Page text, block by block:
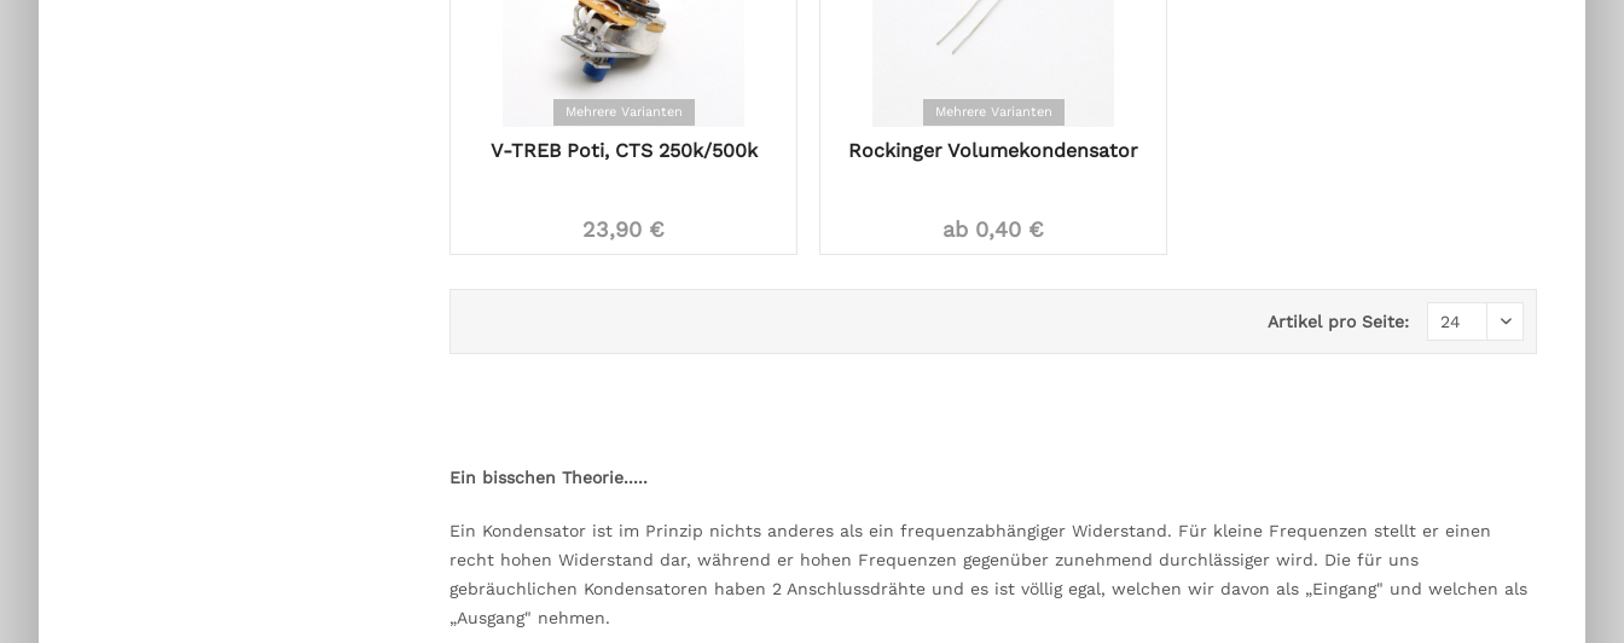
Mehrere Varianten
V-TREB Poti, CTS 250k/500k
23,90 €
Mehrere Varianten
Rockinger Volumekondensator
ab 0,40 €
Artikel pro Seite:
Ein bisschen Theorie.....
Ein Kondensator ist im Prinzip nichts anderes als ein frequenzabhängiger Widerstand. Für kleine Frequenzen stellt er einen
recht hohen Widerstand dar, während er hohen Frequenzen gegenüber zunehmend durchlässiger wird. Die für uns
gebräuchlichen Kondensatoren haben 2 Anschlussdrähte und es ist völlig egal, welchen wir davon als „Eingang" und welchen als
„Ausgang" nehmen.